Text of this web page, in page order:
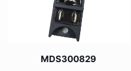
MDS300829